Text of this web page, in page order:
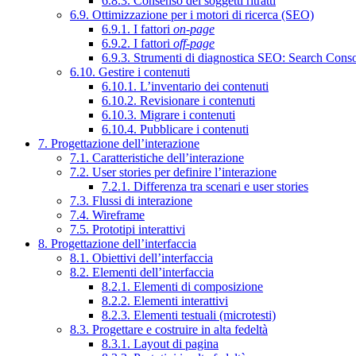
6.9. Ottimizzazione per i motori di ricerca (SEO)
6.9.1. I fattori on-page
6.9.2. I fattori off-page
6.9.3. Strumenti di diagnostica SEO: Search
6.10. Gestire i contenuti
6.10.1. L’inventario dei contenuti
6.10.2. Revisionare i contenuti
6.10.3. Migrare i contenuti
6.10.4. Pubblicare i contenuti
7. Progettazione dell’interazione
7.1. Caratteristiche dell’interazione
7.2. User stories per definire l’interazione
7.2.1. Differenza tra scenari e user stories
7.3. Flussi di interazione
7.4. Wireframe
7.5. Prototipi interattivi
8. Progettazione dell’interfaccia
8.1. Obiettivi dell’interfaccia
8.2. Elementi dell’interfaccia
8.2.1. Elementi di composizione
8.2.2. Elementi interattivi
8.2.3. Elementi testuali (microtesti)
8.3. Progettare e costruire in alta fedeltà
8.3.1. Layout di pagina